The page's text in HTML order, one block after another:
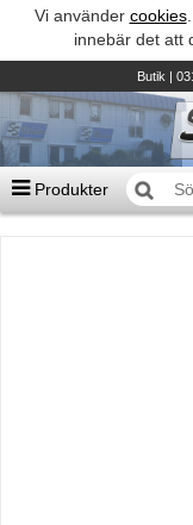
Vi använder cookies
innebär det att
Butik|
Produkter